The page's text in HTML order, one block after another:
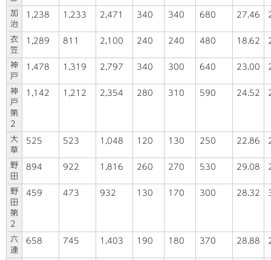
加
治
1,238 1,233 2,471 340 340 680 27.46
衣
笠
1,289 811 2,100 240 240 480 18.62
神
戸
1,478 1,319 2,797 340 300 640 23.00
神
戸
第
2
1,142 1,212 2,354 280 310 590 24.52
大
草
525 523 1,048 120 130 250 22.86
野
田
894 922 1,816 260 270 530 29.08
野
田
第
2
459 473 932 130 170 300 28.32
六
連
658 745 1,403 190 180 370 28.88